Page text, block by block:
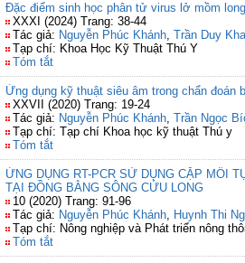
Đặc điểm sinh học phân tử virus lở mồm
XXXI (2024) Trang: 38-44
Tác giả: Nguyễn Phúc Khánh, Trần Duy
Tạp chí: Khoa Học Kỹ Thuật Thú Y
Tóm tắt
Ứng dụng kỹ thuật siêu âm trong chẩn đoán
XXVII (2020) Trang: 19-24
Tác giả: Nguyễn Phúc Khánh, Trần Ngọc
Tạp chí: Tạp chí Khoa học kỹ thuật Thú y
Tóm tắt
ỨNG DỤNG RT-PCR SỬ DỤNG CẶP MỒI
TẠI ĐỒNG BẰNG SÔNG CỬU LONG
10 (2020) Trang: 91-96
Tác giả: Nguyễn Phúc Khánh, Huynh Thi
Tạp chí: Nông nghiệp và Phát triển nông
Tóm tắt